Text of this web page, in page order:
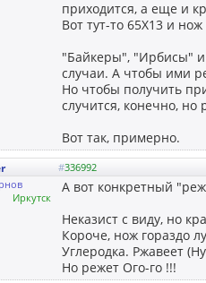
приходится, а еще и
Вот тут-то 65Х13 и
"Байкеры", "Ирбисы"
случаи. А чтобы ими
Но чтобы получить
случится, конечно, но
Вот так, примерно.
#336992
Иркутск
А вот конкретный
Неказист с виду, но
Короче, нож гораздо
Углеродка. Ржавеет
Но режет Ого-го !!!